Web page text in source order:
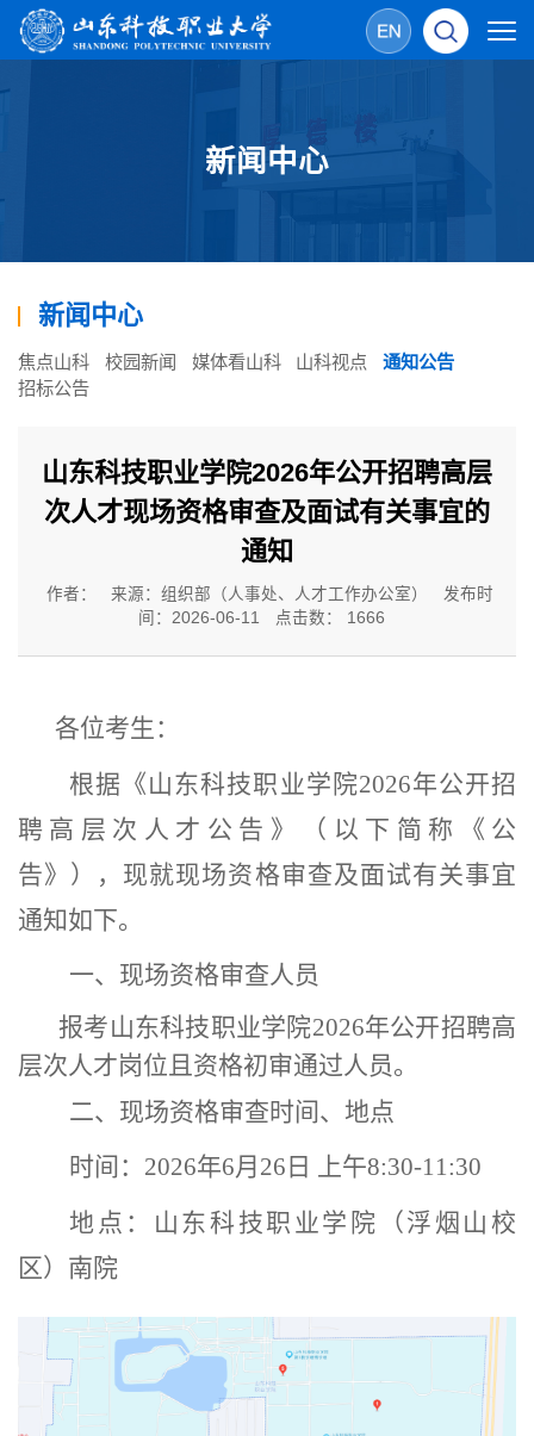
新闻中心
新闻中心
焦点山科 校园新闻 媒体看山科 山科视点
通知公告
招标公告
山东科技职业学院2026年公开招聘高层
次人才现场资格审查及面试有关事宜的
通知
作者： 来源：组织部（人事处、人才工作办公室）
发布时
间：2026-06-11
点击数： 1666
各位考生：
根据《山东科技职业学院2026年公开招
聘高层次人才公告》（以下简称《公
告》），现就现场资格审查及面试有关事宜
通知如下。
一、 现场资格审查人员
报考山东科技职业学院2026年公开招聘高
层次人才岗位且资格初审通过人员。
二、 现场资格审查时间、地点
时间： 2026年6月26日 上午8:30-11:30
地点：山东科技职业学院（浮烟山校
区）南院